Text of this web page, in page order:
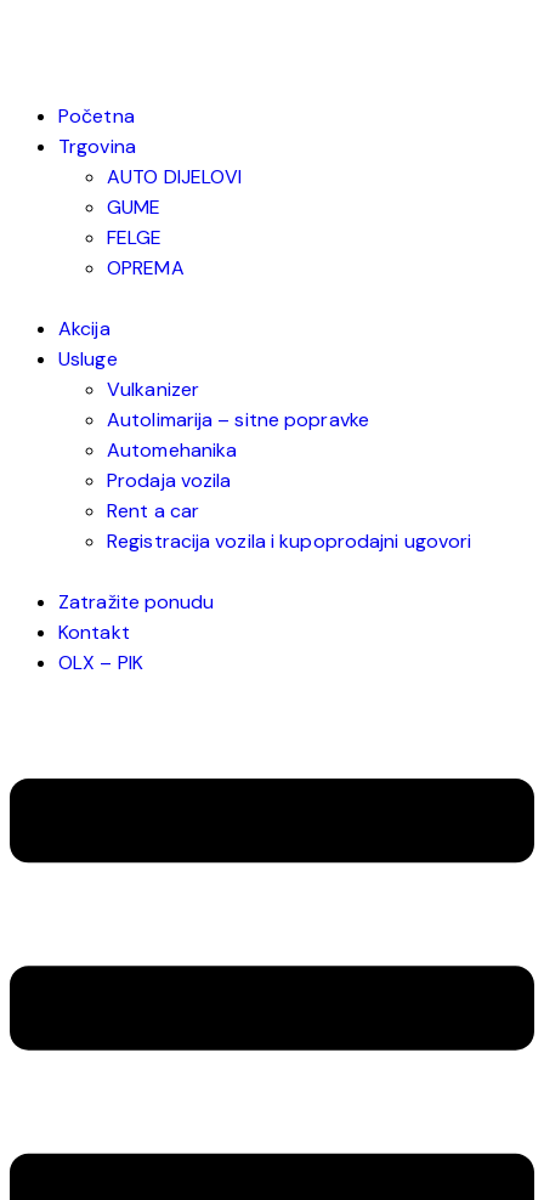
Početna
Trgovina
AUTO DIJELOVI
GUME
FELGE
OPREMA
Akcija
Usluge
Vulkanizer
Autolimarija – sitne popravke
Automehanika
Prodaja vozila
Rent a car
Registracija vozila i kupoprodajni ugovori
Zatražite ponudu
Kontakt
OLX – PIK